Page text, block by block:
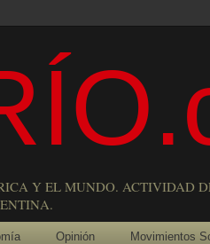
Y EL MUNDO. ACTIVIDAD
Opinión Movimientos